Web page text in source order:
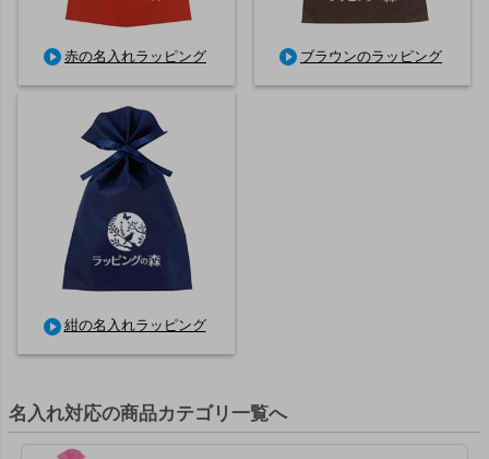
赤の名入れラッピング ブラウンのラッピング
紺の名入れラッピング
名入れ対応の商品カテゴリ一覧へ